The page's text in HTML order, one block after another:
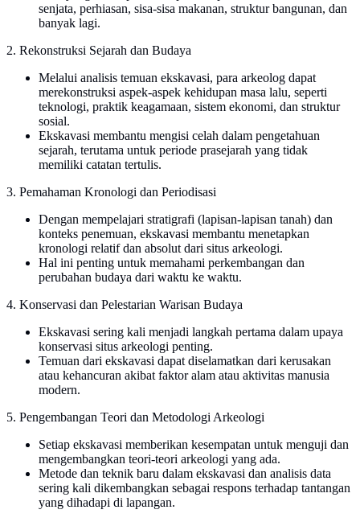
senjata, perhiasan, sisa-sisa makanan, struktur bangunan, dan
banyak lagi.
2. Rekonstruksi Sejarah dan Budaya
Melalui analisis temuan ekskavasi, para arkeolog dapat
merekonstruksi aspek-aspek kehidupan masa lalu, seperti
teknologi, praktik keagamaan, sistem ekonomi, dan struktur
sosial.
Ekskavasi membantu mengisi celah dalam pengetahuan
sejarah, terutama untuk periode prasejarah yang tidak
memiliki catatan tertulis.
3. Pemahaman Kronologi dan Periodisasi
Dengan mempelajari stratigrafi (lapisan-lapisan tanah) dan
konteks penemuan, ekskavasi membantu menetapkan
kronologi relatif dan absolut dari situs arkeologi.
Hal ini penting untuk memahami perkembangan dan
perubahan budaya dari waktu ke waktu.
4. Konservasi dan Pelestarian Warisan Budaya
Ekskavasi sering kali menjadi langkah pertama dalam upaya
konservasi situs arkeologi penting.
Temuan dari ekskavasi dapat diselamatkan dari kerusakan
atau kehancuran akibat faktor alam atau aktivitas manusia
modern.
5. Pengembangan Teori dan Metodologi Arkeologi
Setiap ekskavasi memberikan kesempatan untuk menguji dan
mengembangkan teori-teori arkeologi yang ada.
Metode dan teknik baru dalam ekskavasi dan analisis data
sering kali dikembangkan sebagai respons terhadap tantangan
yang dihadapi di lapangan.